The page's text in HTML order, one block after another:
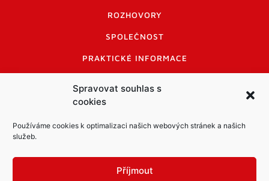
Spravovat souhlas s
cookies
Používáme cookies k optimalizaci našich webových stránek a našich
služeb.
Příjmout
ROZHOVORY
SPOLEČNOST
PRAKTICKÉ INFORMACE
INFORMACE A KODEX DISKUTUJÍCÍCH
LOGO A LOGO MANUÁL